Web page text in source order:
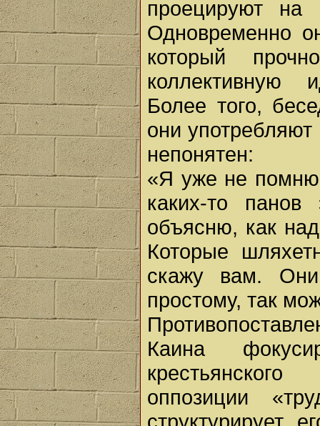
проецируют на
Одновременно
который
коллективную
Более того,
они
непонятен:
«Я уже не
каких-то
объясню, как
Которые
скажу вам.
простому, так
Каина
оппозиции